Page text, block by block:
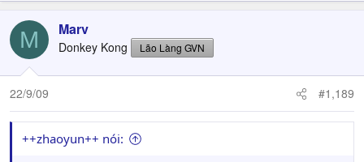
M Marv
Donkey Kong Lão Làng GVN
22/9/09 #1,189
++zhaoyun++ nói: